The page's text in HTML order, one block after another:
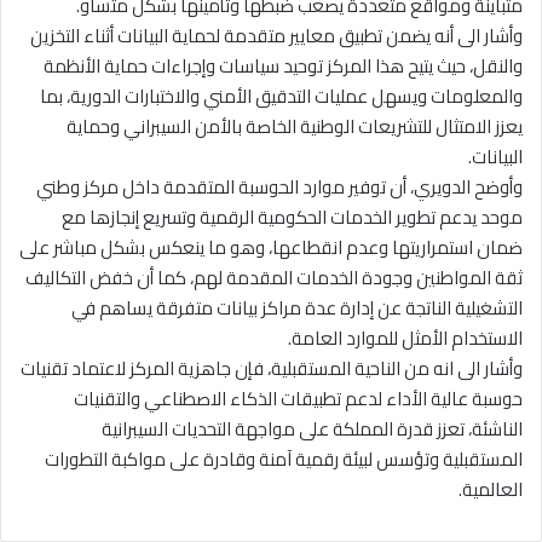
وأشار الى أنه يضمن تطبيق معايير متقدمة لحماية البيانات أثناء التخزين
والنقل، حيث يتيح هذا المركز توحيد سياسات وإجراءات حماية الأنظمة
والمعلومات ويسهل عمليات التدقيق الأمني والاختبارات الدورية، بما
يعزز الامتثال للتشريعات الوطنية الخاصة بالأمن السيبراني وحماية
البيانات.
وأوضح الدويري، أن توفير موارد الحوسبة المتقدمة داخل مركز وطني
موحد يدعم تطوير الخدمات الحكومية الرقمية وتسريع إنجازها مع
ضمان استمراريتها وعدم انقطاعها، وهو ما ينعكس بشكل مباشر على
ثقة المواطنين وجودة الخدمات المقدمة لهم، كما أن خفض التكاليف
التشغيلية الناتجة عن إدارة عدة مراكز بيانات متفرقة يساهم في
الاستخدام الأمثل للموارد العامة.
وأشار الى انه من الناحية المستقبلية، فإن جاهزية المركز لاعتماد تقنيات
حوسبة عالية الأداء لدعم تطبيقات الذكاء الاصطناعي والتقنيات
الناشئة، تعزز قدرة المملكة على مواجهة التحديات السيبرانية
المستقبلية وتؤسس لبيئة رقمية آمنة وقادرة على مواكبة التطورات
العالمية.